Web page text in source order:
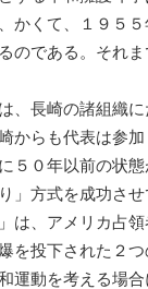
かくて、１９５
のである。それ
、長崎の諸組織
からも代表は参
５０年以前の状
」方式を成功さ
は、アメリカ占
を投下された２
運動を考える場